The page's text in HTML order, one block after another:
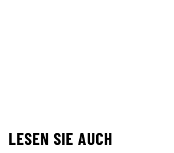
LESEN SIE AUCH